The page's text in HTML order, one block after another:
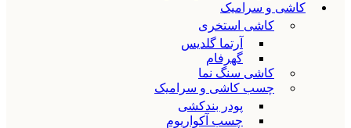
کاشی و سرامیک
کاشی استخری
آرتما گلدیس
گهرفام
کاشی سنگ نما
چسب کاشی و سرامیک
پودر بندکشی
چسب آکواریوم